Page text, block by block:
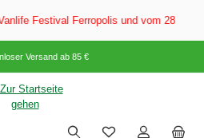
Festival Ferropolis und vom 28.
Versand ab 85 €